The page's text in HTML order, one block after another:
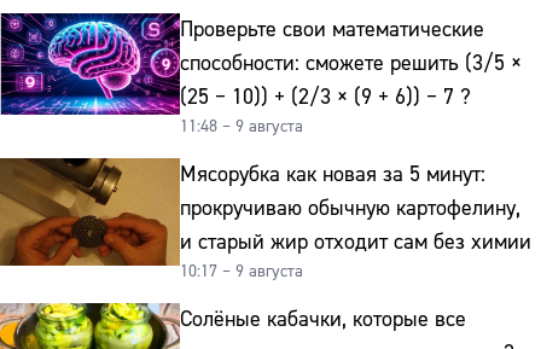
Проверьте свои математические
способности: сможете решить (3/5 ×
(25 − 10)) + (2/3 × (9 + 6)) − 7 ?
11:48 – 9 августа
Мясорубка как новая за 5 минут:
прокручиваю обычную картофелину,
и старый жир отходит сам без химии
10:17 – 9 августа
Солёные кабачки, которые все